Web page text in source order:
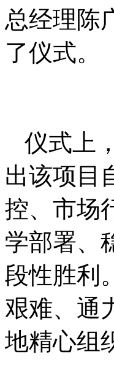
总经理陈
了仪式。
仪式上
出该项目
控、市场
学部署、
段性胜利
艰难、通
地精心组